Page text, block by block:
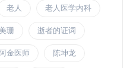
老人 老人医学内科
珊 逝者的证词
阿金医师 陈坤龙